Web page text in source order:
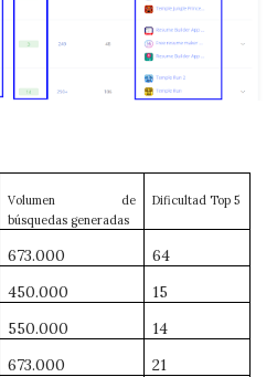
Volumen de
búsquedas generadas
Dificultad Top 5
673.000
64
450.000
15
550.000
14
673.000
21